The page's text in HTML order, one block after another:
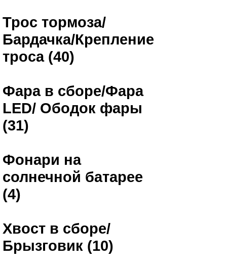
Трос тормоза/
Бардачка/Крепление
троса (40)
Фара в сборе/Фара
LED/ Ободок фары
(31)
Фонари на
солнечной батарее
(4)
Хвост в сборе/
Брызговик (10)